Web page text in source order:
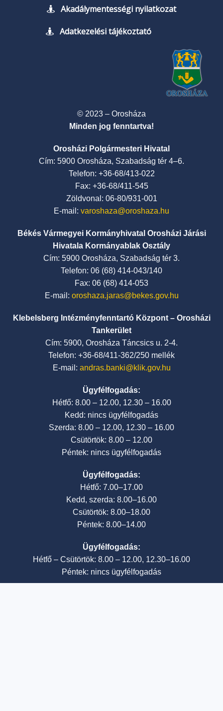
Akadálymentességi nyilatkozat
Adatkezelési tájékoztató
© 2023 – Orosháza
Minden jog fenntartva!
Orosházi Polgármesteri Hivatal
Cím: 5900 Orosháza, Szabadság tér 4–6.
Telefon: +36-68/413-022
Fax: +36-68/411-545
Zöldvonal: 06-80/931-001
E-mail: varoshaza@oroshaza.hu
Békés Vármegyei Kormányhivatal Orosházi Járási
Hivatala Kormányablak Osztály
Cím: 5900 Orosháza, Szabadság tér 3.
Telefon: 06 (68) 414-043/140
Fax: 06 (68) 414-053
E-mail: oroshaza.jaras@bekes.gov.hu
Klebelsberg Intézményfenntartó Központ – Orosházi
Tankerület
Cím: 5900, Orosháza Táncsics u. 2-4.
Telefon: +36-68/411-362/250 mellék
E-mail: andras.banki@klik.gov.hu
Ügyfélfogadás:
Hétfő: 8.00 – 12.00, 12.30 – 16.00
Kedd: nincs ügyfélfogadás
Szerda: 8.00 – 12.00, 12.30 – 16.00
Csütörtök: 8.00 – 12.00
Péntek: nincs ügyfélfogadás
Ügyfélfogadás:
Hétfő: 7.00–17.00
Kedd, szerda: 8.00–16.00
Csütörtök: 8.00–18.00
Péntek: 8.00–14.00
Ügyfélfogadás:
Hétfő – Csütörtök: 8.00 – 12.00, 12.30–16.00
Péntek: nincs ügyfélfogadás